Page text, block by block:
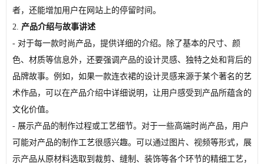
者，还能增加用户在网站上的停留时间。
2. 产品介绍与故事讲述
- 对于每一款时尚产品，提供详细的介绍。除了基本的尺寸、颜
色、材质等信息外，还要强调产品的设计灵感、独特之处和背后的
品牌故事。例如，如果一款连衣裙的设计灵感来源于某个著名的艺
术作品，可以在产品介绍中详细说明，让用户感受到产品所蕴含的
文化价值。
- 展示产品的制作过程或工艺细节。对于一些高端时尚产品，用户
可能对产品的制作工艺很感兴趣。可以通过图片、视频等形式，展
示产品从原材料选取到裁剪、缝制、装饰等各个环节的精细工艺，